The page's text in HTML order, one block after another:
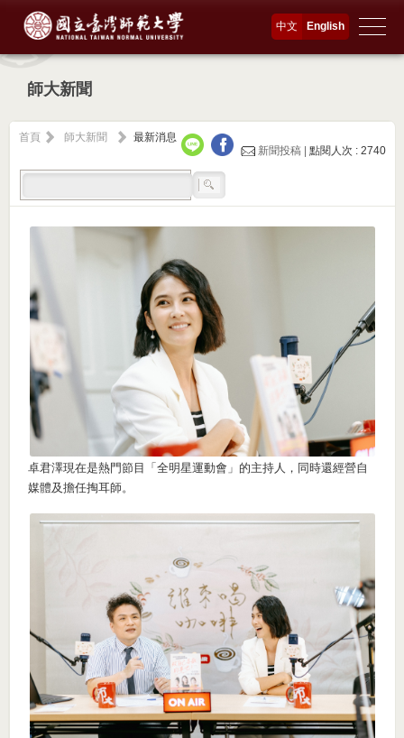
English
中文
師大新聞
首頁 師大新聞
最新消息
新聞投稿 |點閱人次 : 2740
卓君澤現在是熱門節目「全明星運動會」的主持人，同時還經營自
媒體及擔任掏耳師。